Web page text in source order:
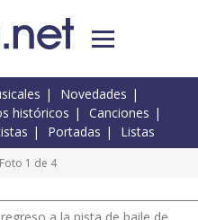
Novedades
históricos
Canciones
Portadas Listas
1 de 4